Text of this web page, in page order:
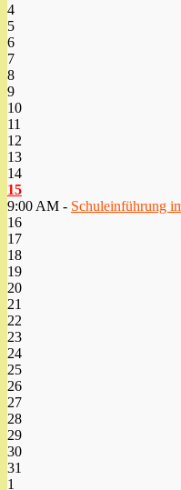
4
5
6
7
8
9
10
11
12
13
14
15
9:00 AM - Schuleinführung
16
17
18
19
20
21
22
23
24
25
26
27
28
29
30
31
1